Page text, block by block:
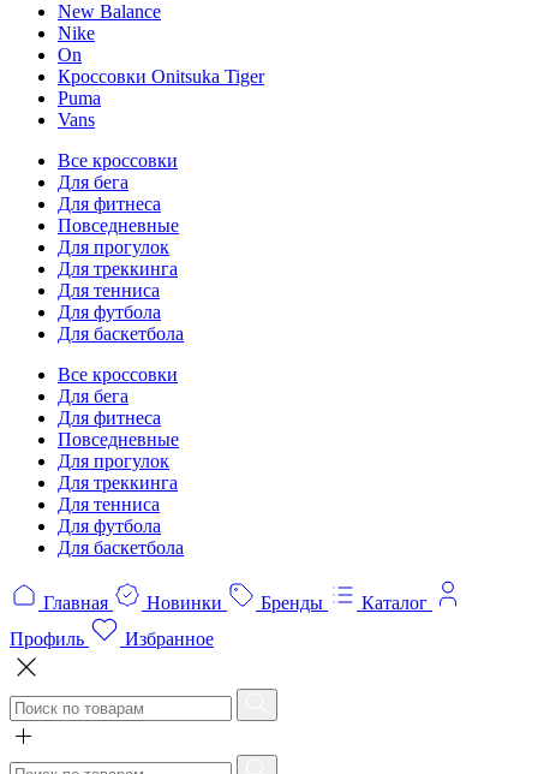
New Balance
Nike
On
Кроссовки Onitsuka Tiger
Puma
Vans
Все кроссовки
Для бега
Для фитнеса
Повседневные
Для прогулок
Для треккинга
Для тенниса
Для футбола
Для баскетбола
Все кроссовки
Для бега
Для фитнеса
Повседневные
Для прогулок
Для треккинга
Для тенниса
Для футбола
Для баскетбола
Главная Новинки Бренды
Каталог
Профиль
Избранное